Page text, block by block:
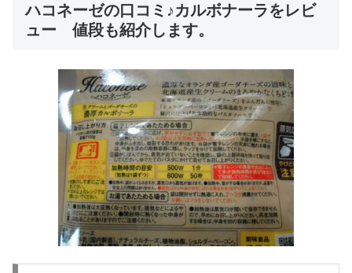
ハコネーゼの口コミ♪カルボナーラをレビ
ュー 値段も紹介します。